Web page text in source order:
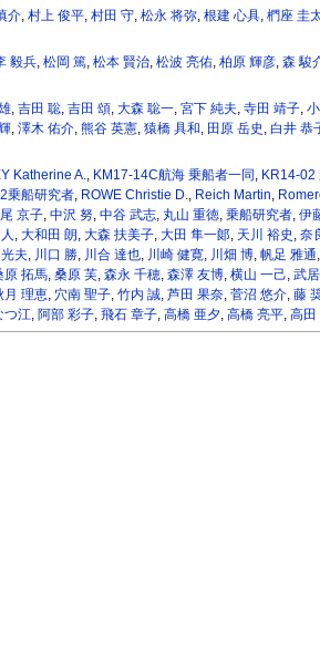
介 ,村上 俊平 ,村田 守 ,松永 将弥 ,根建 心具 ,椚座 圭
毅兵,松岡 篤,松本 賢治,松波 亮佑,柏原 輝彦,森 駿
,吉田 聡,吉田 頌,大森 聡一,宮下 純夫,寺田 靖子,
, 澤木 佑介, 熊谷 英憲, 猿橋 具和, 田原 岳史 , 白井 恭
Katherine A., KM17-14C航海 乗船者一同 , KR14-02
乗船研究者, ROWE Christie D., Reich Martin,
京子, 中沢 努, 中谷 武志, 丸山 重徳, 乗船研究者, 伊
, 大和田 朗, 大森 扶美子, 大田 隼一郞, 天川 裕史 , 奈
夫, 川口 勝, 川合 達也, 川崎 健寛, 川畑 博, 帆足 雅通,
原 拓馬, 桑原 芙, 森永 千穂, 森澤 友博, 横山 一己, 武
月 理恵, 穴南 聖子, 竹内 誠, 芦田 果奈, 菅沼 悠介, 藤
つ江, 阿部 彩子, 飛石 章子, 高橋 亜夕, 高橋 亮平, 高田